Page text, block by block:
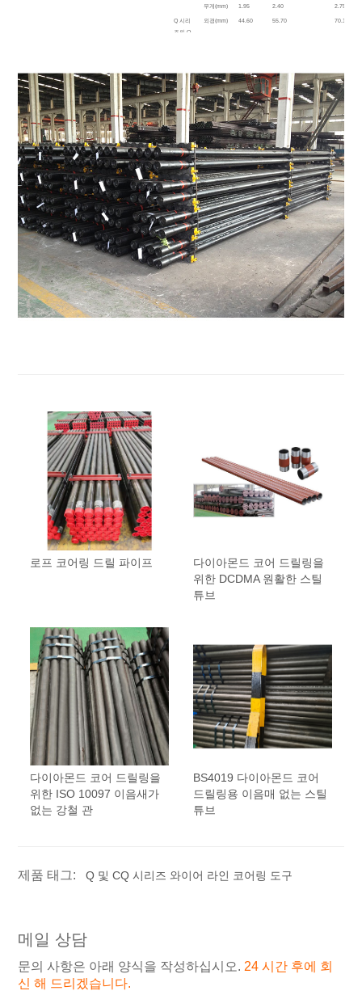
무게(mm) 1.95 2.40 2.75
Q 시리
즈의 Q
외경(mm) 44.60 55.70 70.10
무게(mm) 4.80 4.80 5.00
CQ 시리
즈의 CQ
드릴링
로드
외경(mm) 44.80 55.60 69.90
내경(mm) 36.50 47.60 61.90
무게(mm) 4.00 4.00 4.00
조인트
ID(mm)
34.90 46.00 60.30
로프 코어링 드릴 파이프
다이아몬드 코어 드릴링을
위한 DCDMA 원활한 스틸
튜브
다이아몬드 코어 드릴링을
위한 ISO 10097 이음새가
없는 강철 관
BS4019 다이아몬드 코어
드릴링용 이음매 없는 스틸
튜브
제품 태그: Q 및 CQ 시리즈 와이어 라인 코어링 도구
메일 상담
문의 사항은 아래 양식을 작성하십시오. 24 시간 후에 회
신 해 드리겠습니다.